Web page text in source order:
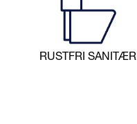
RUSTFRI SANITÆR